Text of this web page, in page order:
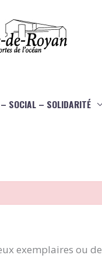
– SOCIAL – SOLIDARITÉ
exemplaires ou de